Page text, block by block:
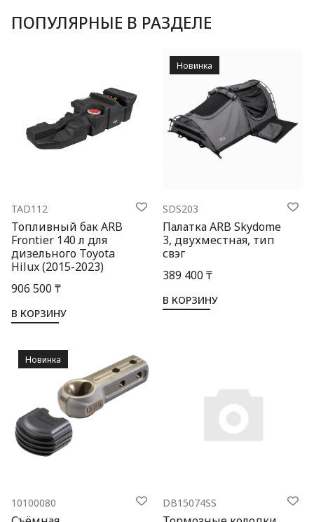
ПОПУЛЯРНЫЕ В РАЗДЕЛЕ
TAD112
Топливный бак ARB
Frontier 140 л для
дизельного Toyota
Hilux (2015-2023)
906 500 ₸
В КОРЗИНУ
SDS203
Палатка ARB Skydome
3, двухместная, тип
свэг
389 400 ₸
В КОРЗИНУ
Новинка
10100080
Новинка
DB15074SS